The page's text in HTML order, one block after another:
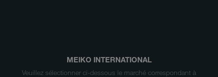
MEIKO INTERNATIONAL
Veuillez sélectionner ci-dessous le marché correspondant à